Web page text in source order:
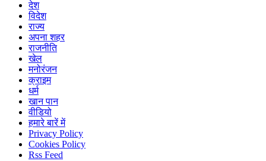
देश
विदेश
राज्य
अपना शहर
राजनीति
खेल
मनोरंजन
क्राइम
धर्म
खान पान
वीडियो
हमारे बारें में
Privacy Policy
Cookies Policy
Rss Feed